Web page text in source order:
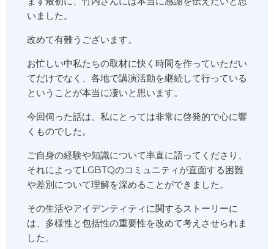
いました。
改めて有難うございます。
お忙しい中私たちの取材に快く時間を作っていただい
てだけでなく、各地で講演活動を継続して行っている
ということが本当に凄いと思います。
今回伺った話は、私にとっては非常に啓発的で心に響
くものでした。
ご自身の経験や知識について率直に語ってくださり、
それによってLGBTQのコミュニティが直面する困難
や差別について理解を深めることができました。
その生活やアイデンティティに関するストーリーに
は、多様性と包括性の重要性を改めて考えさせられま
した。